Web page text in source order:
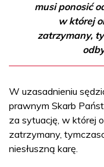
musi ponosić
w której
zatrzymany,
W uzasadnieniu
prawnym Skarb
za sytuację, w której
zatrzymany,
niesłuszną karę.